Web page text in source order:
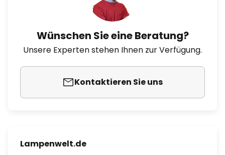
Wünschen Sie eine Beratung?
Unsere Experten stehen Ihnen zur Verfügung.
Kontaktieren Sie uns
Lampenwelt.de